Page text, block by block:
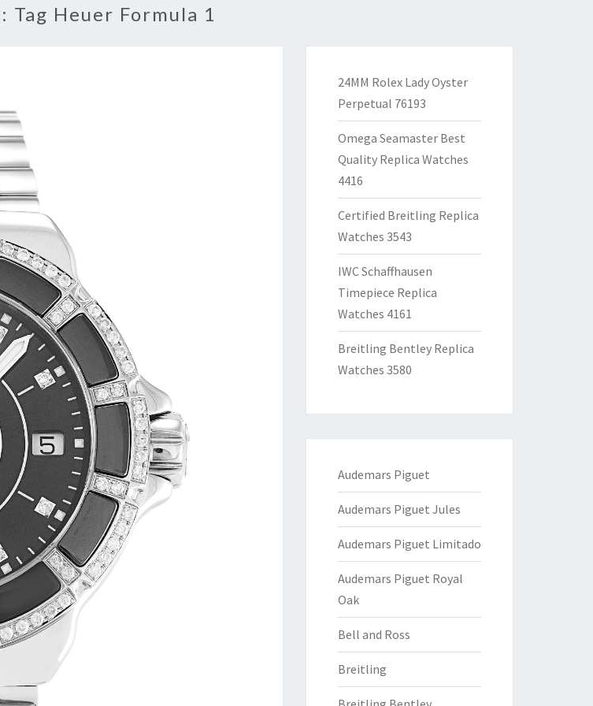
Tag Heuer Formula 1
24MM Rolex Lady Oyster
Perpetual 76193
Omega Seamaster Best
Quality Replica Watches
4416
Certified Breitling Replica
Watches 3543
IWC Schaffhausen
Timepiece Replica
Watches 4161
Breitling Bentley Replica
Watches 3580
Audemars Piguet
Audemars Piguet Jules
Audemars Piguet Limitado
Audemars Piguet Royal
Oak
Bell and Ross
Breitling